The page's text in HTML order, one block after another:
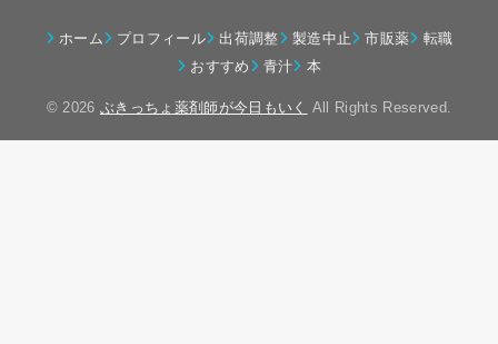
ホーム プロフィール 出荷調整 製造中止 市販薬
転職
おすすめ
青汁 本
© 2026 ぶきっちょ薬剤師が今日もいく All Rights Reserved.